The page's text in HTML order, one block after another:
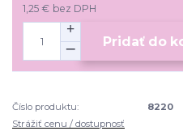
1,25 € bez DPH
Pridať do
Číslo produktu:
8220
Strážiť cenu / dostupnosť